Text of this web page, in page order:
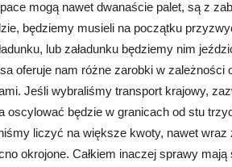
mogą nawet dwanaście palet, są z
będziemy musieli na początku
lub załadunku będziemy nim
oferuje nam różne zarobki w zależności
Jeśli wybraliśmy transport krajowy,
oscylować będzie w granicach od stu
liczyć na większe kwoty, nawet wraz
okrojone. Całkiem inaczej sprawy mają